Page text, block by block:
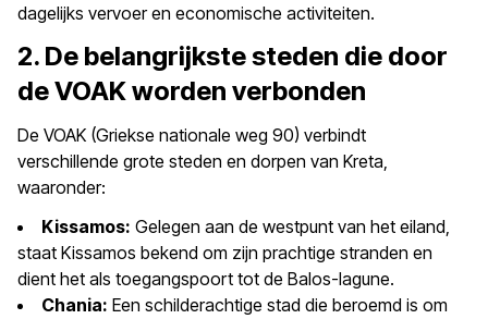
dagelijks vervoer en economische activiteiten.
2. De belangrijkste steden die door
de VOAK worden verbonden
De VOAK (Griekse nationale weg 90) verbindt
verschillende grote steden en dorpen van Kreta,
waaronder:
Kissamos: Gelegen aan de westpunt van het eiland,
staat Kissamos bekend om zijn prachtige stranden en
dient het als toegangspoort tot de Balos-lagune.
Chania: Een schilderachtige stad die beroemd is om